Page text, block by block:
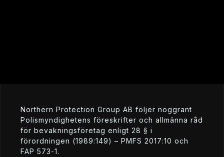
Northern Protection Group AB följer noggrant
Polismyndighetens föreskrifter och allmänna råd
för bevakningsföretag enligt 28 § i
förordningen (1989:149) – PMFS 2017:10 och
FAP 573-1.